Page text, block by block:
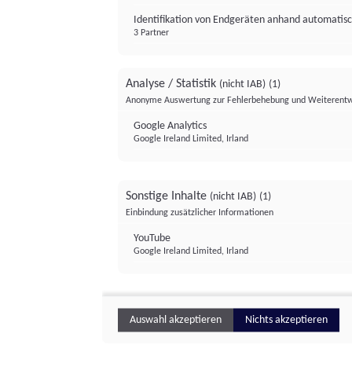
Identifikation von Endgeräten anhand
3 Partner
Analyse / Statistik (nicht IAB) (1)
Anonyme Auswertung zur Fehlerbehebung und
Google Analytics
Google Ireland Limited, Irland
Sonstige Inhalte (nicht IAB) (1)
Einbindung zusätzlicher Informationen
YouTube
Google Ireland Limited, Irland
Auswahl akzeptieren Nichts akzeptieren